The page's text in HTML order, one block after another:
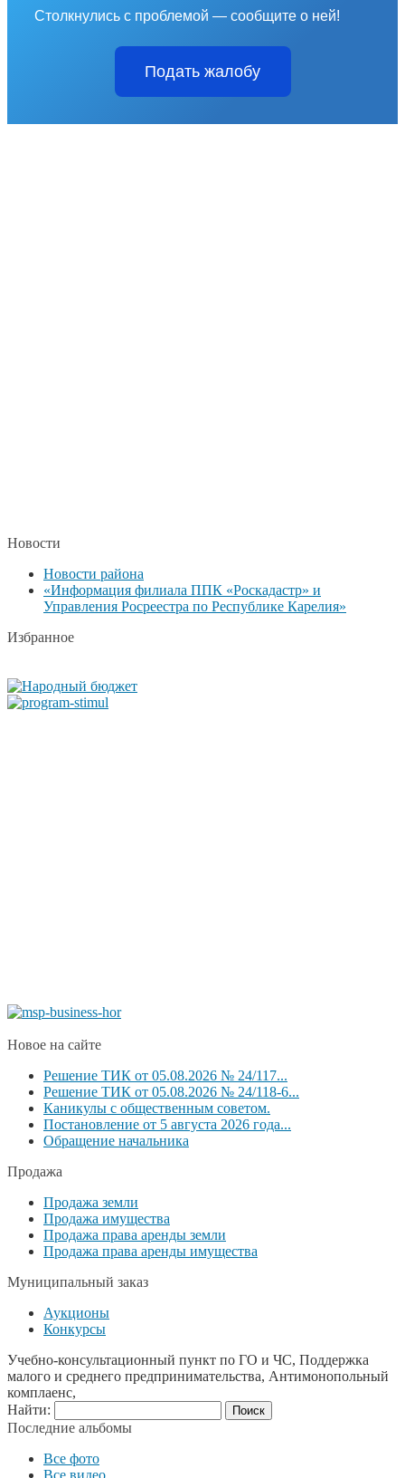
Столкнулись с проблемой — сообщите о ней!
Подать жалобу
Новости
Новости района
«Информация филиала ППК «Роскадастр» и
Управления Росреестра по Республике Карелия»
Избранное
Новое на сайте
Решение ТИК от 05.08.2026 № 24/117...
Решение ТИК от 05.08.2026 № 24/118-6...
Каникулы с общественным советом.
Постановление от 5 августа 2026 года...
Обращение начальника
Продажа
Продажа земли
Продажа имущества
Продажа права аренды земли
Продажа права аренды имущества
Муниципальный заказ
Аукционы
Конкурсы
Учебно-консультационный пункт по ГО и ЧС, Поддержка
малого и среднего предпринимательства, Антимонопольный
комплаенс,
Найти:
Последние альбомы
Все фото
Все видео